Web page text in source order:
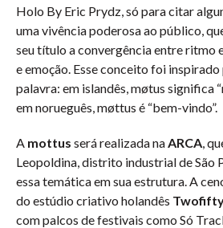
Holo By Eric Prydz, só para citar
uma vivência poderosa ao público,
seu título a convergência entre ritmo
e emoção. Esse conceito foi
palavra: em islandês, møtus significa
em norueguês, møttus é “bem-vindo”.
A mottus será realizada naARCA,
Leopoldina, distrito industrial de São
essa temática em sua estrutura. A
do estúdio criativo holandês
com palcos de festivais como Só